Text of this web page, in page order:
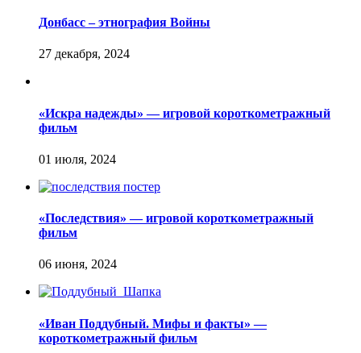
Донбасс – этнография Войны
«Искра надежды» — игровой короткометражный
фильм
«Последствия» — игровой короткометражный
фильм
«Иван Поддубный. Мифы и факты» —
короткометражный фильм